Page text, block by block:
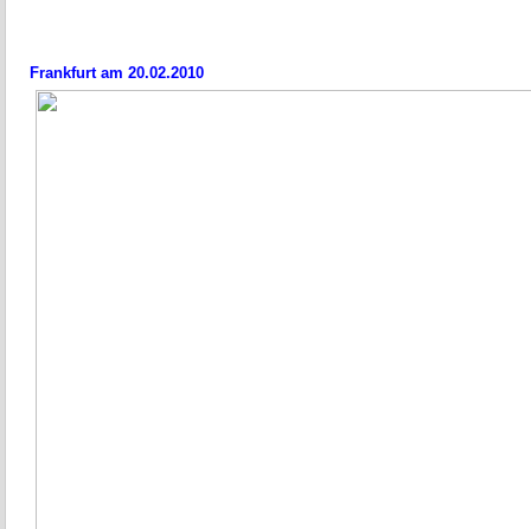
Frankfurt am 20.02.2010